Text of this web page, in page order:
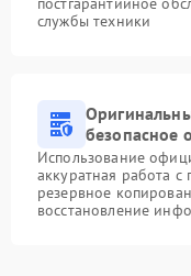
службы техники
безопасное
Использование
аккуратная работа
резервное
восстановление